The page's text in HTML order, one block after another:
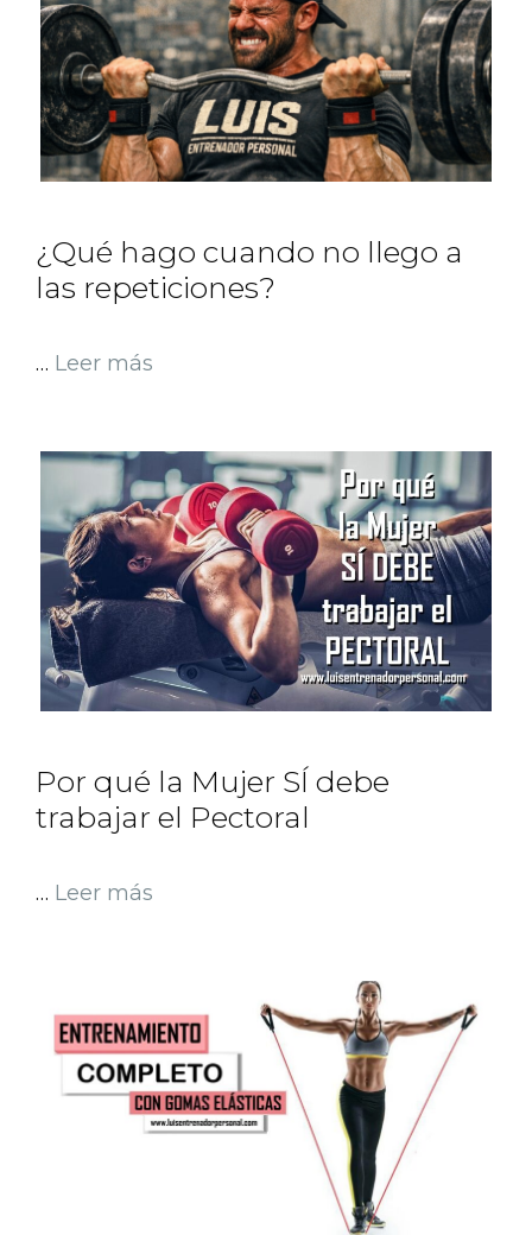
¿Qué hago cuando no llego a
las repeticiones?
… Leer más
Por qué la Mujer SÍ debe
trabajar el Pectoral
… Leer más